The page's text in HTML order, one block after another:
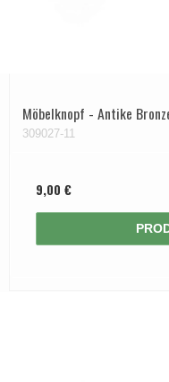
Möbelknopf - Antike
309027-11
9,00 €